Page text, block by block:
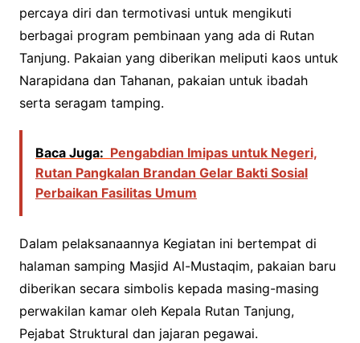
percaya diri dan termotivasi untuk mengikuti
berbagai program pembinaan yang ada di Rutan
Tanjung. Pakaian yang diberikan meliputi kaos untuk
Narapidana dan Tahanan, pakaian untuk ibadah
serta seragam tamping.
Baca Juga: Pengabdian Imipas untuk Negeri,
Rutan Pangkalan Brandan Gelar Bakti Sosial
Perbaikan Fasilitas Umum
Dalam pelaksanaannya Kegiatan ini bertempat di
halaman samping Masjid Al-Mustaqim, pakaian baru
diberikan secara simbolis kepada masing-masing
perwakilan kamar oleh Kepala Rutan Tanjung,
Pejabat Struktural dan jajaran pegawai.